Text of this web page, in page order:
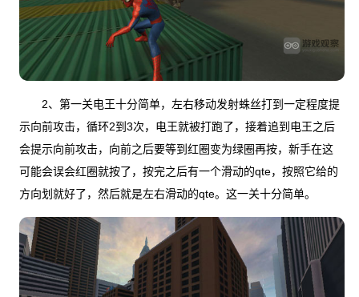
2、第一关电王十分简单，左右移动发射蛛丝打到一定程度提
示向前攻击，循环2到3次，电王就被打跑了，接着追到电王之后
会提示向前攻击，向前之后要等到红圈变为绿圈再按，新手在这
可能会误会红圈就按了，按完之后有一个滑动的qte，按照它给的
方向划就好了，然后就是左右滑动的qte。这一关十分简单。